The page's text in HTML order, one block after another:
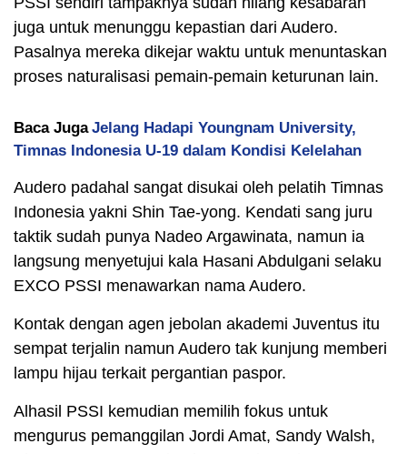
juga untuk menunggu kepastian dari Audero.
Pasalnya mereka dikejar waktu untuk menuntaskan
proses naturalisasi pemain-pemain keturunan lain.
Baca Juga Jelang Hadapi Youngnam University,
Timnas Indonesia U-19 dalam Kondisi Kelelahan
Audero padahal sangat disukai oleh pelatih Timnas
Indonesia yakni Shin Tae-yong. Kendati sang juru
taktik sudah punya Nadeo Argawinata, namun ia
langsung menyetujui kala Hasani Abdulgani selaku
EXCO PSSI menawarkan nama Audero.
Kontak dengan agen jebolan akademi Juventus itu
sempat terjalin namun Audero tak kunjung memberi
lampu hijau terkait pergantian paspor.
Alhasil PSSI kemudian memilih fokus untuk
mengurus pemanggilan Jordi Amat, Sandy Walsh,